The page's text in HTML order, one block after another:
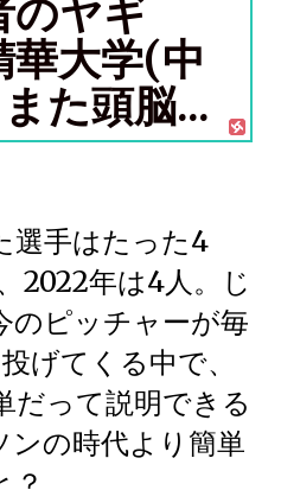
のヤギ
華大学(中
た頭脳...
選手はたった4
2022年は4人。じ
のピッチャーが毎
げてくる中で、
だって説明できる
ンの時代より簡単